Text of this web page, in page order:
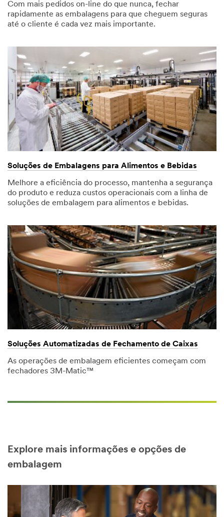
Com mais pedidos on-line do que nunca, fechar
rapidamente as embalagens para que cheguem seguras
até o cliente é cada vez mais importante.
Soluções de Embalagens para Alimentos e Bebidas
Melhore a eficiência do processo, mantenha a segurança
do produto e reduza custos operacionais com a linha de
soluções de embalagem para alimentos e bebidas.
Soluções Automatizadas de Fechamento de Caixas
As operações de embalagem eficientes começam com
fechadores 3M-Matic™
Explore mais informações e opções de
embalagem